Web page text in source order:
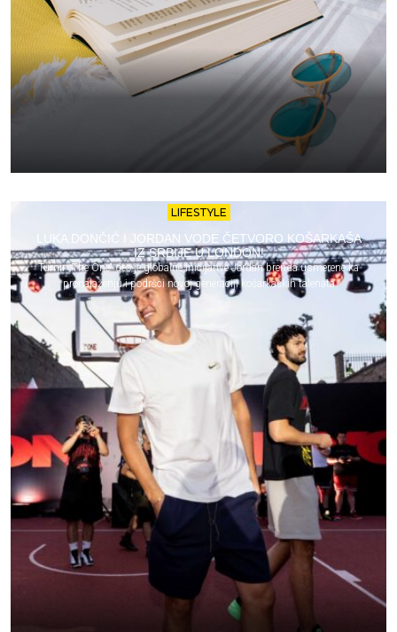
LIFESTYLE
LUKA DONČIĆ I JORDAN VODE ČETVORO KOŠARKAŠA
IZ SRBIJE U LONDON!
Turnir „The One“ deo je globalne inicijative Jordan brenda usmerene ka
pronalaženju i podršci novoj generaciji košarkaških talenata